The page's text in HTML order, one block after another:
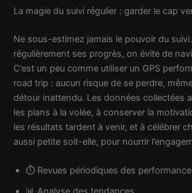
La magie du suivi régulier : garder le cap
Ne sous-estimez jamais le pouvoir du
régulièrement ses progrès, on évite de
C’est un peu comme utiliser un GPS
road trip : aucun risque de se perdre,
détour inattendu. Les données collectées
les plans à la volée, à conserver la
les résultats tardent à venir, et à célébrer
aussi petite soit-elle, pour nourrir
⏱️ Revues périodiques des